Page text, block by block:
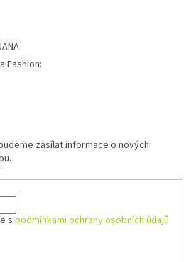
Fashion:
zasílat informace o nových
s podmínkami ochrany osobních údajů